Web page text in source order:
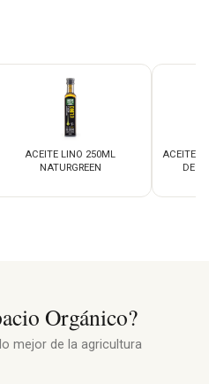
ACEITE LINO 250ML
NATURGREEN
ACEITE
Orgánico?
mejor de la agricultura